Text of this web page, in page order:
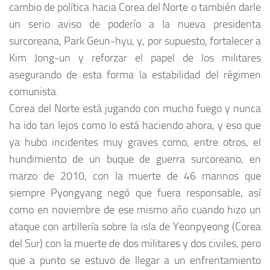
cambio de política hacia Corea del Norte o también darle
un serio aviso de poderío a la nueva presidenta
surcoreana, Park Geun-hyu, y, por supuesto, fortalecer a
Kim Jong-un y reforzar el papel de los militares
asegurando de esta forma la estabilidad del régimen
comunista.
Corea del Norte está jugando con mucho fuego y nunca
ha ido tan lejos como lo está haciendo ahora, y eso que
ya hubo incidentes muy graves como, entre otros, el
hundimiento de un buque de guerra surcoreano, en
marzo de 2010, con la muerte de 46 marinos que
siempre Pyongyang negó que fuera responsable, así
como en noviembre de ese mismo año cuando hizo un
ataque con artillería sobre la isla de Yeonpyeong (Corea
del Sur) con la muerte de dos militares y dos civiles, pero
que a punto se estuvo de llegar a un enfrentamiento